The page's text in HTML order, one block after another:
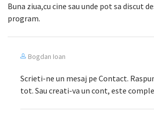
Buna ziua,cu cine sau unde pot sa discut
program.
Bogdan Ioan
Scrieti-ne un mesaj pe Contact.
tot. Sau creati-va un cont, este